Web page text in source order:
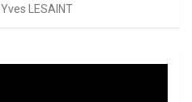
Yves LESAINT